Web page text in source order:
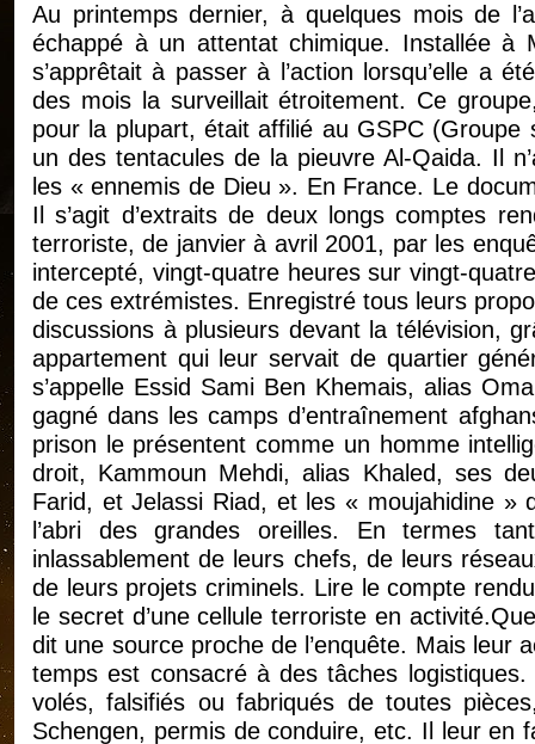
Au printemps dernier, à quelques mois de
échappé à un attentat chimique. Installée à
s’apprêtait à passer à l’action lorsqu’elle a
des mois la surveillait étroitement. Ce
pour la plupart, était affilié au GSPC
un des tentacules de la pieuvre Al-Qaida. Il
les « ennemis de Dieu ». En France. Le
Il s’agit d’extraits de deux longs comptes
terroriste, de janvier à avril 2001, par les
intercepté, vingt-quatre heures sur vingt-
de ces extrémistes. Enregistré tous leurs
discussions à plusieurs devant la télévision,
appartement qui leur servait de quartier
s’appelle Essid Sami Ben Khemais, alias
gagné dans les camps d’entraînement
prison le présentent comme un homme
droit, Kammoun Mehdi, alias Khaled, ses
Farid, et Jelassi Riad, et les « moujahidine »
l’abri des grandes oreilles. En termes
inlassablement de leurs chefs, de leurs
de leurs projets criminels. Lire le compte
le secret d’une cellule terroriste en
dit une source proche de l’enquête. Mais leur
temps est consacré à des tâches
volés, falsifiés ou fabriqués de toutes
Schengen, permis de conduire, etc. Il leur en